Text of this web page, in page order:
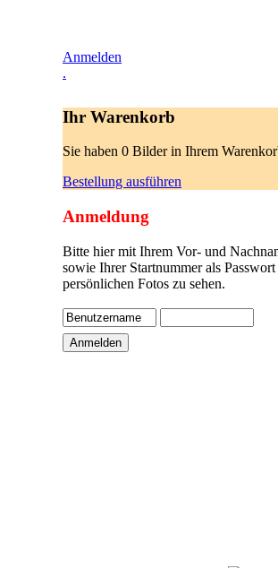
Anmelden
.
Ihr Warenkorb
Sie haben 0 Bilder in Ihrem
Bestellung ausführen
Anmeldung
Bitte hier mit Ihrem Vor- und
sowie Ihrer Startnummer als
persönlichen Fotos zu sehen.